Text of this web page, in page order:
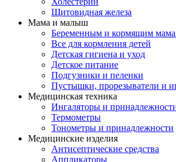
Щитовидная железа
Мама и малыш
Беременным и кормящим
Все для кормления детей
Детская гигиена и уход
Детское питание
Подгузники и пеленки
Пустышки, прорезыватели и
Медицинская техника
Ингаляторы и
Термометры
Тонометры и принадлежности
Медицинские изделия
Антисептические средства
Аппликаторы